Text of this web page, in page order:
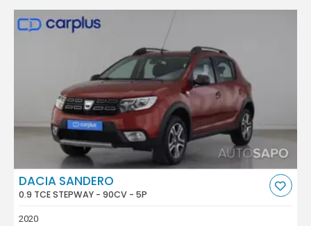
DACIA SANDERO
0.9 TCE STEPWAY - 90CV - 5P
2020